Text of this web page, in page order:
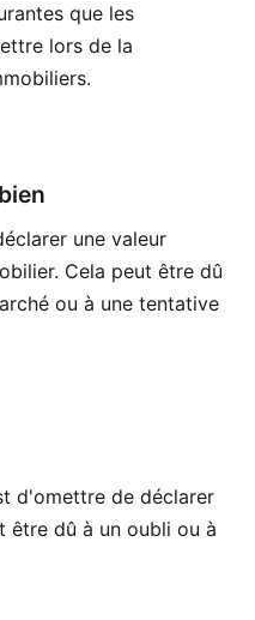
que les
lors de la
une valeur
Cela peut être dû
ou à une tentative
d'omettre de déclarer
être dû à un oubli ou à